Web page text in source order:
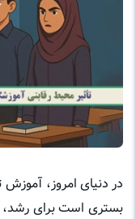
در دنیای امروز،
بستری است برای